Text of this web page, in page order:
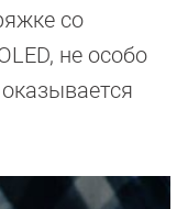
со
не особо